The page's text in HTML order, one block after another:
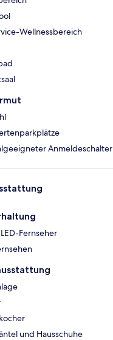
Wellnessbereich
Anmeldeschalter
Fernseher
und Hausschuhe